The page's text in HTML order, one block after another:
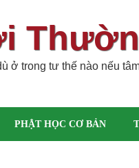
ở trong tư thế nào nếu
PHẬT HỌC CƠ BẢN